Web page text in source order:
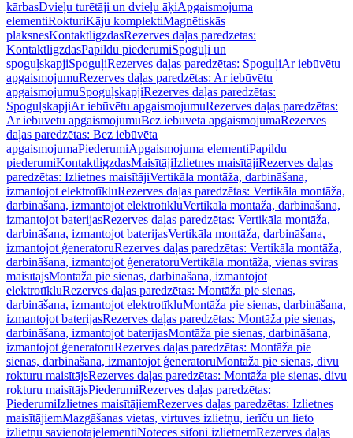
kārbasDvieļu turētāji un dvieļu āķiApgaismojuma
elementiRokturiKāju komplektiMagnētiskās
plāksnesKontaktligzdasRezerves daļas paredzētas:
KontaktligzdasPapildu piederumiSpoguļi un
spoguļskapjiSpoguļiRezerves daļas paredzētas: SpoguļiAr iebūvētu
apgaismojumuRezerves daļas paredzētas: Ar iebūvētu
apgaismojumuSpoguļskapjiRezerves daļas paredzētas:
SpoguļskapjiAr iebūvētu apgaismojumuRezerves daļas paredzētas:
Ar iebūvētu apgaismojumuBez iebūvēta apgaismojumaRezerves
daļas paredzētas: Bez iebūvēta
apgaismojumaPiederumiApgaismojuma elementiPapildu
piederumiKontaktligzdasMaisītājiIzlietnes maisītājiRezerves daļas
paredzētas: Izlietnes maisītājiVertikāla montāža, darbināšana,
izmantojot elektrotīkluRezerves daļas paredzētas: Vertikāla montāža,
darbināšana, izmantojot elektrotīkluVertikāla montāža, darbināšana,
izmantojot baterijasRezerves daļas paredzētas: Vertikāla montāža,
darbināšana, izmantojot baterijasVertikāla montāža, darbināšana,
izmantojot ģeneratoruRezerves daļas paredzētas: Vertikāla montāža,
darbināšana, izmantojot ģeneratoruVertikāla montāža, vienas sviras
maisītājsMontāža pie sienas, darbināšana, izmantojot
elektrotīkluRezerves daļas paredzētas: Montāža pie sienas,
darbināšana, izmantojot elektrotīkluMontāža pie sienas, darbināšana,
izmantojot baterijasRezerves daļas paredzētas: Montāža pie sienas,
darbināšana, izmantojot baterijasMontāža pie sienas, darbināšana,
izmantojot ģeneratoruRezerves daļas paredzētas: Montāža pie
sienas, darbināšana, izmantojot ģeneratoruMontāža pie sienas, divu
rokturu maisītājsRezerves daļas paredzētas: Montāža pie sienas, divu
rokturu maisītājsPiederumiRezerves daļas paredzētas:
PiederumiIzlietnes maisītājiemRezerves daļas paredzētas: Izlietnes
maisītājiemMazgāšanas vietas, virtuves izlietņu, ierīču un lieto
izlietņu savienotājelementiNoteces sifoni izlietnēmRezerves daļas